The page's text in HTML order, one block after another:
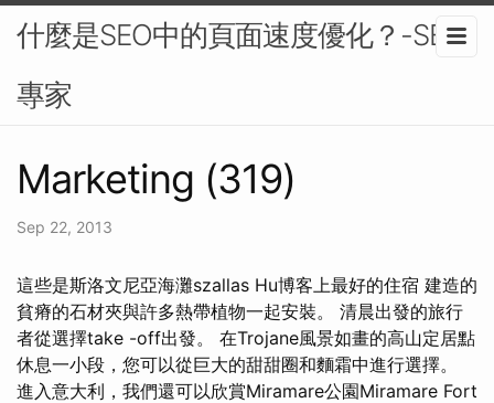
什麼是SEO中的頁面速度優化？-SEO
專家
Marketing (319)
Sep 22, 2013
這些是斯洛文尼亞海灘szallas Hu博客上最好的住宿 建造的
貧瘠的石材夾與許多熱帶植物一起安裝。 清晨出發的旅行
者從選擇take -off出發。 在Trojane風景如畫的高山定居點
休息一小段，您可以從巨大的甜甜圈和麵霜中進行選擇。
進入意大利，我們還可以欣賞Miramare公園Miramare Fort